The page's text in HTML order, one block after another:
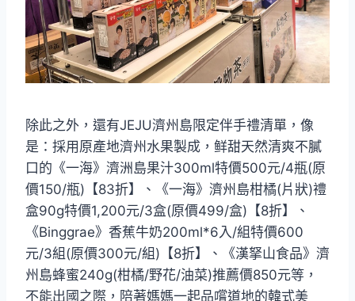
除此之外，還有JEJU濟州島限定伴手禮清單，像
是：採用原產地濟州水果製成，鲜甜天然清爽不膩
口的《一海》濟洲島果汁300ml特價500元/4瓶(原
價150/瓶)【83折】、《一海》濟州島柑橘(片狀)禮
盒90g特價1,200元/3盒(原價499/盒)【8折】、
《Binggrae》香蕉牛奶200ml*6入/組特價600
元/3組(原價300元/組)【8折】、《漢拏山食品》濟
州島蜂蜜240g(柑橘/野花/油菜)推薦價850元等，
不能出國之際，陪著媽媽一起品嚐道地的韓式美